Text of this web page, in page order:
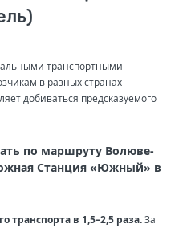
транспортными
в разных странах
добиваться предсказуемого
по маршруту Волюве-
Станция «Южный» в
транспорта в 1,5–2,5 раза.За